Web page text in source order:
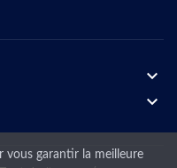
keyboard_arrow_down
keyboard_arrow_down
vous garantir la meilleure